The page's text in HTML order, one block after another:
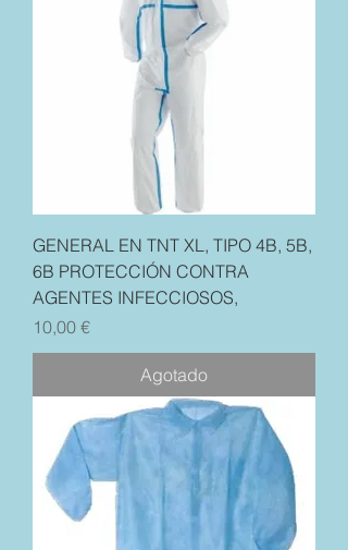
GENERAL EN TNT XL, TIPO 4B, 5B,
6B PROTECCIÓN CONTRA
AGENTES INFECCIOSOS,
Precio
10,00 €
Agotado